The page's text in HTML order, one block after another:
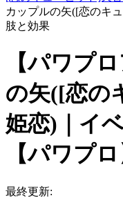
カップルの矢([恋のキ
肢と効果
【パワプ
の矢([恋の
姫恋)｜イ
【パワプロ
最終更新: